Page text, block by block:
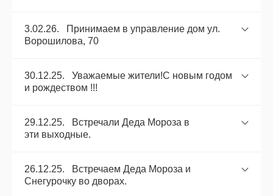
3.02.26. Принимаем в управление дом ул.
Ворошилова, 70
30.12.25. Уважаемые жители!С новым годом
и рождеством !!!
29.12.25. Встречали Деда Мороза в
эти выходные.
26.12.25. Встречаем Деда Мороза и
Снегурочку во дворах.